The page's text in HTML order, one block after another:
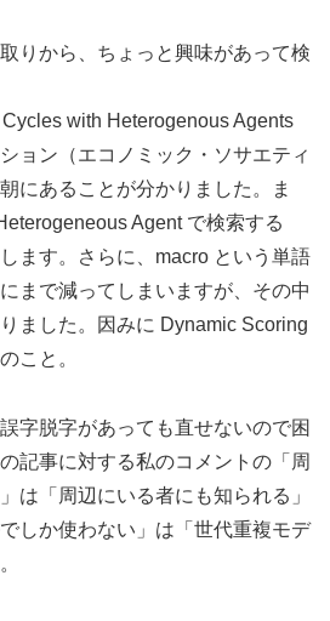
りから、ちょっと興味があって検
with Heterogenous Agents
ョン（エコノミック・ソサエティ
にあることが分かりました。ま
Agent で検索する
ます。さらに、macro という単語
まで減ってしまいますが、その中
ました。因みに Dynamic Scoring
こと。
字脱字があっても直せないので困
記事に対する私のコメントの「周
は「周辺にいる者にも知られる」
しか使わない」は「世代重複モデ